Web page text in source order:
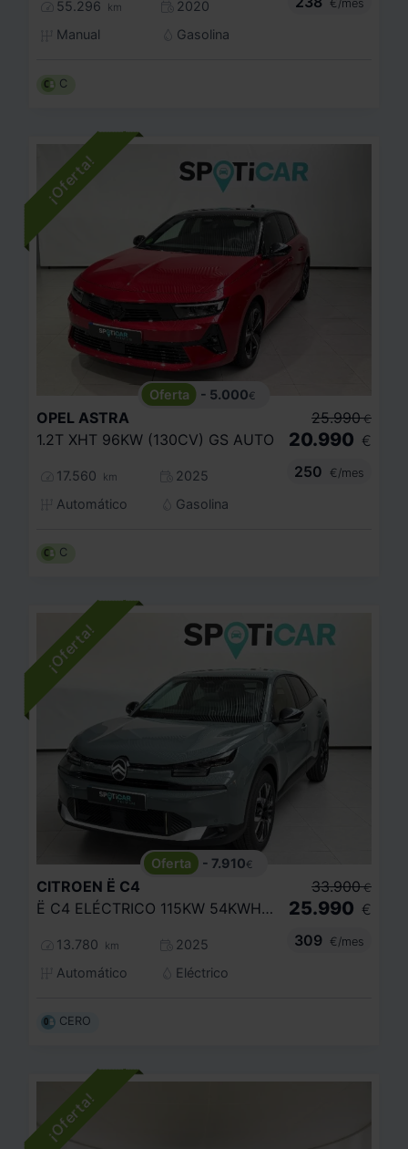
55.296 km
2020
Manual
Gasolina
€/mes
C
- 5.000€
OPEL ASTRA
1.2T XHT 96KW (130CV) GS AUTO
17.560 km
2025
Automático
Gasolina
25.990 €
20.990 €
250
€/mes
C
- 7.910€
CITROEN Ë C4
Ë C4 ELÉCTRICO 115KW 54KWH MAX
13.780 km
2025
Automático
Eléctrico
33.900 €
25.990 €
309
€/mes
CERO